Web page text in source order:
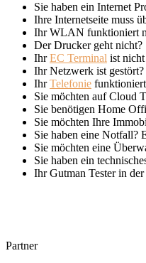
Sie haben ein Internet
Ihre Internetseite muss
Ihr WLAN funktioniert
Der Drucker geht nicht?
IhrEC Terminal ist
Ihr Netzwerk ist gestört?
IhrTelefonie
Sie möchten auf Cloud
Sie benötigen Home
Sie möchten Ihre
Sie haben eine Notfall?
Sie möchten eine
Sie haben ein
Ihr Gutman Tester in der
Partner